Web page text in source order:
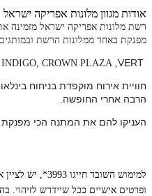
אודות מגוון מלונות אפריקה ישראל
רשת מלונות אפריקה ישראל מזמינה
מפנקת באחד ממלונות הרשת
VERT
CROWN PLAZA
INDIGO
חוויית אירוח מוקפדת בניחוח
הרבה אחרי החופשה
העניקו להם את המתנה הכי
למימוש השובר חייגו 3993*, יש לציין את מספר ה
ופרטים אישיים ככל שיידרש לזיהוי.